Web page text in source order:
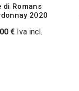
di Romans
2020
€ Iva incl.